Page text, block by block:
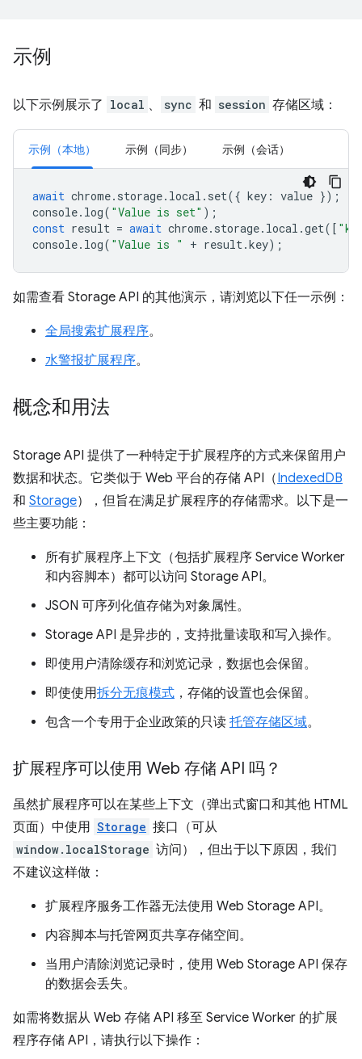
示例
以下示例展示了 local 、 sync 和 session 存储区域：
示例（本地） 示例（同步） 示例（会话）
await chrome. storage. local . set({ key : value });
console. log( "Value is set" );
const result = await chrome. storage. local .get([
console. log( "Value is " + result.key);
如需查看 Storage API 的其他演示，请浏览以下任一示例：
全局搜索扩展程序。
水警报扩展程序。
概念和用法
Storage API 提供了一种特定于扩展程序的方式来保留用户
数据和状态。它类似于 Web 平台的存储 API（IndexedDB
和 Storage），但旨在满足扩展程序的存储需求。以下是一
些主要功能：
所有扩展程序上下文（包括扩展程序 Service Worker
和内容脚本）都可以访问 Storage API。
JSON 可序列化值存储为对象属性。
Storage API 是异步的，支持批量读取和写入操作。
即使用户清除缓存和浏览记录，数据也会保留。
即使使用拆分无痕模式 ，存储的设置也会保留。
包含一个专用于企业政策的只读 托管存储区域。
扩展程序可以使用 Web 存储 API 吗？
虽然扩展程序可以在某些上下文（弹出式窗口和其他 HTML
页面）中使用 Storage 接口（可从
window.localStorage 访问），但出于以下原因，我们
不建议这样做：
扩展程序服务工作器无法使用 Web Storage API。
内容脚本与托管网页共享存储空间。
当用户清除浏览记录时，使用 Web Storage API 保存
的数据会丢失。
如需将数据从 Web 存储 API 移至 Service Worker 的扩展
程序存储 API，请执行以下操作：